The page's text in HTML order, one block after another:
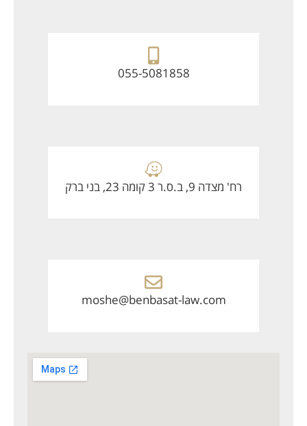
055-5081858
רח' מצדה 9, ב.ס.ר 3 קומה 23, בני ברק
moshe@benbasat-law.com